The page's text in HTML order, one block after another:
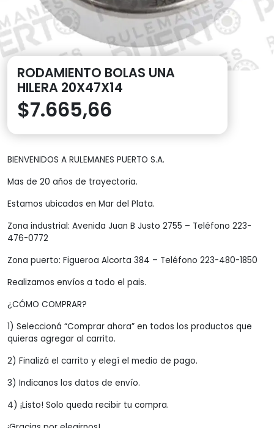
RODAMIENTO BOLAS UNA
HILERA 20X47X14
$7.665,66
BIENVENIDOS A RULEMANES PUERTO S.A.
Mas de 20 años de trayectoria.
Estamos ubicados en Mar del Plata.
Zona industrial: Avenida Juan B Justo 2755 – Teléfono 223-
476-0772
Zona puerto: Figueroa Alcorta 384 – Teléfono 223-480-1850
Realizamos envíos a todo el pais.
¿CÓMO COMPRAR?
1) Seleccioná “Comprar ahora” en todos los productos que
quieras agregar al carrito.
2) Finalizá el carrito y elegí el medio de pago.
3) Indicanos los datos de envío.
4) ¡Listo! Solo queda recibir tu compra.